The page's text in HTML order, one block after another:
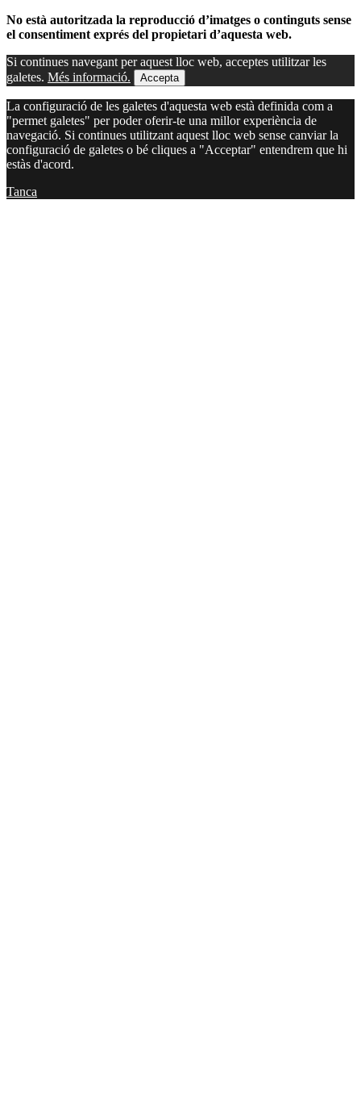
No està autoritzada la reproducció d’imatges o continguts sense
el consentiment exprés del propietari d’aquesta web.
Si continues navegant per aquest lloc web, acceptes utilitzar les
galetes. Més informació. Accepta
La configuració de les galetes d'aquesta web està definida com a
"permet galetes" per poder oferir-te una millor experiència de
navegació. Si continues utilitzant aquest lloc web sense canviar la
configuració de galetes o bé cliques a "Acceptar" entendrem que hi
estàs d'acord.
Tanca